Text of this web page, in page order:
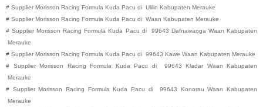
# Supplier Morisson Racing Formula Kuda Pacu di Ulilin Kabupaten Merauke
# Supplier Morisson Racing Formula Kuda Pacu di Waan Kabupaten Merauke
# Supplier Morisson Racing Formula Kuda Pacu di 99643 Dafnawanga Waan Kabupaten
Merauke
# Supplier Morisson Racing Formula Kuda Pacu di 99643 Kawe Waan Kabupaten Merauke
#
Supplier Morisson Racing Formula Kuda Pacu di 99643 Kladar Waan
Kabupaten
Merauke
# Supplier Morisson Racing Formula Kuda Pacu di 99643 Konorau Waan
Kabupaten
Merauke